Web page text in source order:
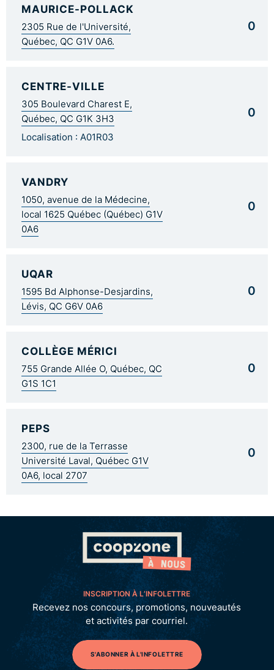
MAURICE-POLLACK
2305 Rue de l'Université,
Québec, QC G1V 0A6.
0
CENTRE-VILLE
305 Boulevard Charest E,
Québec, QC G1K 3H3
Localisation : A01R03
0
VANDRY
1050, avenue de la Médecine,
local 1625 Québec (Québec) G1V
0A6
0
UQAR
1595 Bd Alphonse-Desjardins,
Lévis, QC G6V 0A6
0
COLLÈGE MÉRICI
755 Grande Allée O, Québec, QC
G1S 1C1
0
PEPS
2300, rue de la Terrasse
Université Laval, Québec G1V
0A6, local 2707
0
INSCRIPTION À L’INFOLETTRE
Recevez nos concours, promotions, nouveautés
et activités par courriel.
S'ABONNER À L'INFOLETTRE